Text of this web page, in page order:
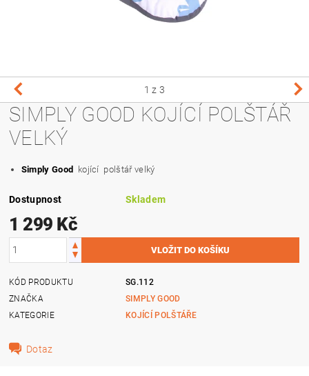
1 z 3
SIMPLY GOOD KOJÍCÍ POLŠTÁŘ
VELKÝ
Simply Good kojící polštář velký
Dostupnost Skladem
1 299 Kč
KÓD PRODUKTU
SG.112
ZNAČKA
SIMPLY GOOD
KATEGORIE
KOJÍCÍ POLŠTÁŘE
Dotaz